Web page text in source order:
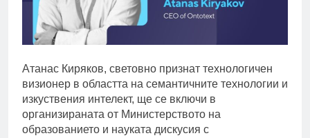
Атанас Киряков, световно признат технологичен
визионер в областта на семантичните технологии и
изкуствения интелект, ще се включи в
организираната от Министерството на
образованието и науката дискусия с